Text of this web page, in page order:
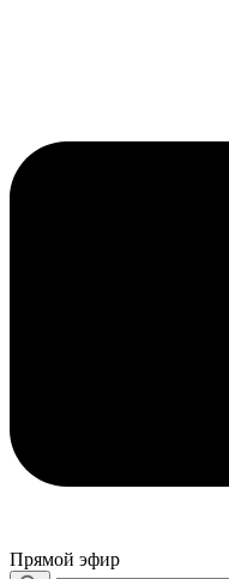
Прямой эфир